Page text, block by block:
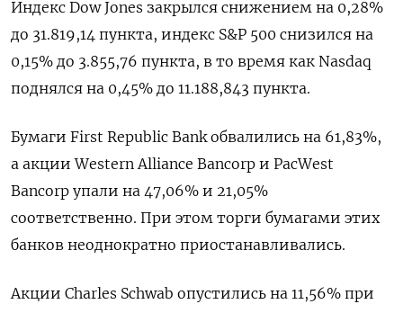
Индекс Dow Jones закрылся снижением на 0,28%
до 31.819,14 пункта, индекс S&P 500 снизился на
0,15% до 3.855,76 пункта​, в то время как ​Nasdaq
поднялся на 0,45% до 11.188,843 пункта​.
Бумаги First Republic Bank обвалились на 61,83%,
а акции Western Alliance Bancorp и PacWest
Bancorp упали на 47,06% и 21,05%
соответственно. При этом торги бумагами этих
банков неоднократно приостанавливались.
Акции Charles Schwab опустились на 11,56% при